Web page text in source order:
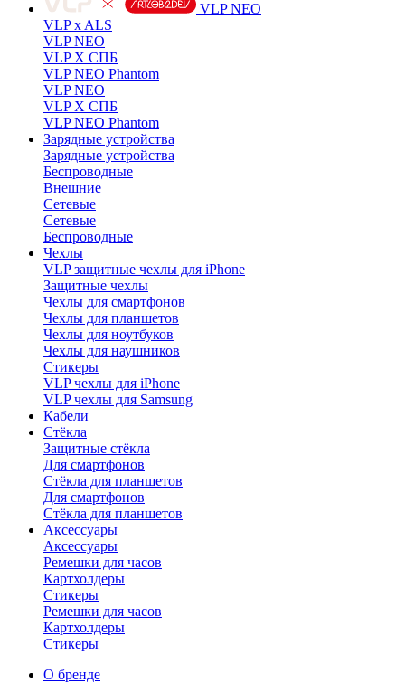
VLP NEO
VLP x ALS
VLP NEO
VLP X СПБ
VLP NEO Phantom
VLP NEO
VLP X СПБ
VLP NEO Phantom
Зарядные устройства
Зарядные устройства
Беспроводные
Внешние
Сетевые
Сетевые
Беспроводные
Чехлы
VLP защитные чехлы для iPhone
Защитные чехлы
Чехлы для смартфонов
Чехлы для планшетов
Чехлы для ноутбуков
Чехлы для наушников
Стикеры
VLP чехлы для iPhone
VLP чехлы для Samsung
Кабели
Стёкла
Защитные стёкла
Для смартфонов
Стёкла для планшетов
Для смартфонов
Стёкла для планшетов
Аксессуары
Аксессуары
Ремешки для часов
Картхолдеры
Стикеры
Ремешки для часов
Картхолдеры
Стикеры
О бренде